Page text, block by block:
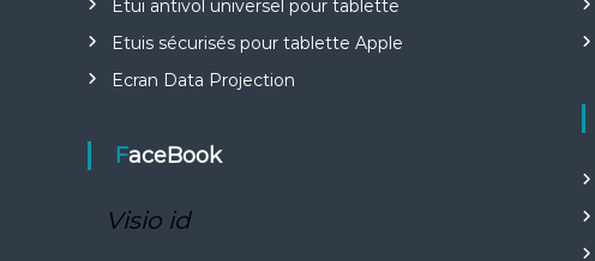
Etui antivol universel pour tablette
Etuis sécurisés pour tablette Apple
Ecran Data Projection
FaceBook
Visio id